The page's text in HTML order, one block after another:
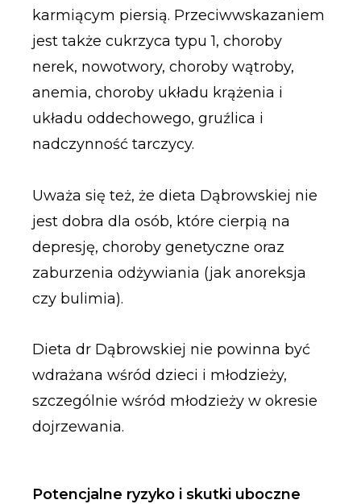
karmiącym piersią. Przeciwwskazaniem
jest także cukrzyca typu 1, choroby
nerek, nowotwory, choroby wątroby,
anemia, choroby układu krążenia i
układu oddechowego, gruźlica i
nadczynność tarczycy.
Uważa się też, że dieta Dąbrowskiej nie
jest dobra dla osób, które cierpią na
depresję, choroby genetyczne oraz
zaburzenia odżywiania (jak anoreksja
czy bulimia).
Dieta dr Dąbrowskiej nie powinna być
wdrażana wśród dzieci i młodzieży,
szczególnie wśród młodzieży w okresie
dojrzewania.
Potencjalne ryzyko i skutki uboczne